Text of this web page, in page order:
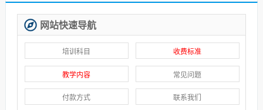
网站快速导航
培训科目 收费标准
教学内容 常见问题
付款方式 联系我们